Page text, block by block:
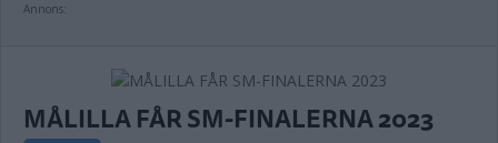
Annons:
MÅLILLA FÅR SM-FINALERNA 2023